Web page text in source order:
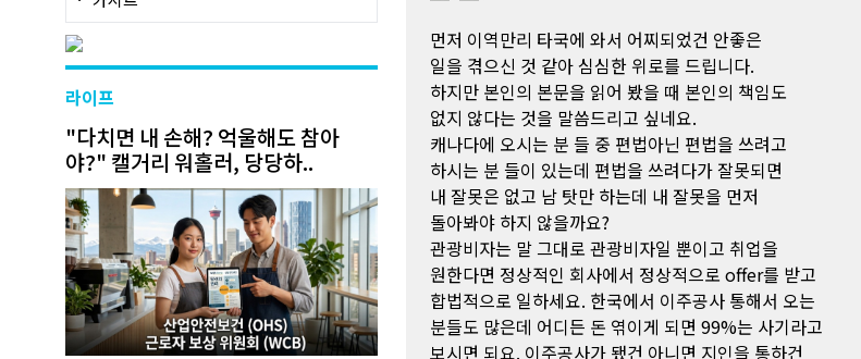
라이프
"다치면 내 손해? 억울해도 참아
야?" 캘거리 워홀러, 당당하..
먼저 이역만리 타국에 와서 어찌되었건 안좋은
일을 겪으신 것 같아 심심한 위로를 드립니다.
하지만 본인의 본문을 읽어 봤을 때 본인의 책임도
없지 않다는 것을 말씀드리고 싶네요.
캐나다에 오시는 분 들 중 편법아닌 편법을 쓰려고
하시는 분 들이 있는데 편법을 쓰려다가 잘못되면
내 잘못은 없고 남 탓만 하는데 내 잘못을 먼저
돌아봐야 하지 않을까요?
관광비자는 말 그대로 관광비자일 뿐이고 취업을
원한다면 정상적인 회사에서 정상적으로 offer를 받고
합법적으로 일하세요. 한국에서 이주공사 통해서 오는
분들도 많은데 어디든 돈 엮이게 되면 99%는 사기라고
보시면 되요. 이주공사가 됐건 아니면 지인을 통하건